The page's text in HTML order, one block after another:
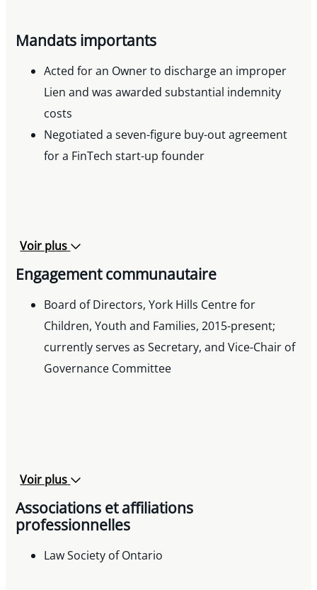
Mandats importants
Acted for an Owner to discharge an improper
Lien and was awarded substantial indemnity
costs
Negotiated a seven-figure buy-out agreement
for a FinTech start-up founder
Voir plus
Engagement communautaire
Board of Directors, York Hills Centre for
Children, Youth and Families, 2015-present;
currently serves as Secretary, and Vice-Chair of
Governance Committee
Voir plus
Associations et affiliations
professionnelles
Law Society of Ontario